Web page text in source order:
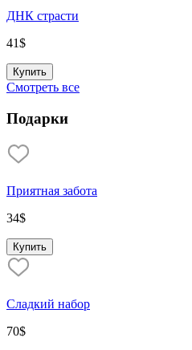
ДНК страсти
41$
Купить
Смотреть все
Подарки
Приятная забота
34$
Купить
Сладкий набор
70$